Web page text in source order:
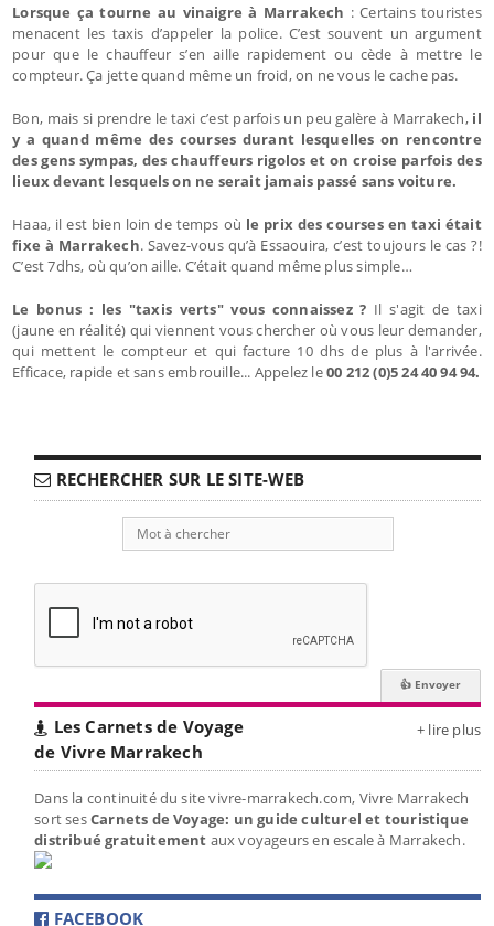
Lorsque ça tourne au vinaigre à Marrakech : Certains touristes
menacent les taxis d’appeler la police. C’est souvent un argument
pour que le chauffeur s’en aille rapidement ou cède à mettre le
compteur. Ça jette quand même un froid, on ne vous le cache pas.
Bon, mais si prendre le taxi c’est parfois un peu galère à Marrakech, il
y a quand même des courses durant lesquelles on rencontre
des gens sympas, des chauffeurs rigolos et on croise parfois des
lieux devant lesquels on ne serait jamais passé sans voiture.
Haaa, il est bien loin de temps où le prix des courses en taxi était
fixe à Marrakech. Savez-vous qu’à Essaouira, c’est toujours le cas ?!
C’est 7dhs, où qu’on aille. C’était quand même plus simple…
Le bonus : les "taxis verts" vous connaissez ? Il s'agit de taxi
(jaune en réalité) qui viennent vous chercher où vous leur demander,
qui mettent le compteur et qui facture 10 dhs de plus à l'arrivée.
Efficace, rapide et sans embrouille... Appelez le00 212 (0)5 24 40 94 94.
RECHERCHER SUR LE SITE-WEB
Les Carnets de Voyage
de Vivre Marrakech
+ lire plus
Dans la continuité du site vivre-marrakech.com, Vivre Marrakech
sort sesCarnets de Voyage: un guide culturel et touristique
distribué gratuitement aux voyageurs en escale à Marrakech.
FACEBOOK